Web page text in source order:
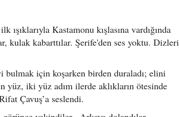
ışıklarıyla Kastamonu kışlasına vardığında
kulak kabarttılar. Şerife'den ses yoktu. Dizleri
bulmak için koşarken birden duraladı; elini
yüz, iki yüz adım ilerde aklıkların ötesinde
Çavuş’a seslendi.